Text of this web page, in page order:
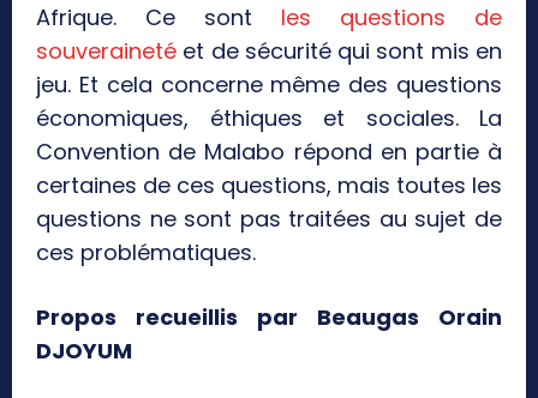
Afrique. Ce sont les questions de
souveraineté et de sécurité qui sont mis en
jeu. Et cela concerne même des questions
économiques, éthiques et sociales. La
Convention de Malabo répond en partie à
certaines de ces questions, mais toutes les
questions ne sont pas traitées au sujet de
ces problématiques.
Propos recueillis par Beaugas Orain
DJOYUM